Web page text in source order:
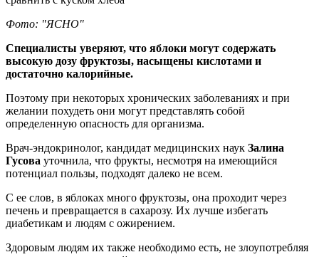
Фото: "ЯСНО"
Специалисты уверяют, что яблоки могут содержать
высокую дозу фруктозы, насыщены кислотами и
достаточно калорийные.
Поэтому при некоторых хронических заболеваниях и при
желании похудеть они могут представлять собой
определенную опасность для организма.
Врач-эндокринолог, кандидат медицинских наук Залина
Гусова уточнила, что фрукты, несмотря на имеющийся
потенциал пользы, подходят далеко не всем.
С ее слов, в яблоках много фруктозы, она проходит через
печень и превращается в сахарозу. Их лучше избегать
диабетикам и людям с ожирением.
Здоровым людям их также необходимо есть, не злоупотребляя